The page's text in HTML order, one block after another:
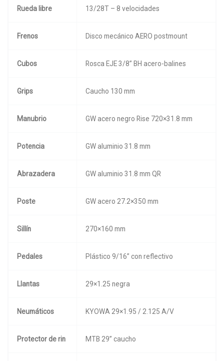
Rueda libre 13/28T – 8 velocidades
Frenos Disco mecánico AERO postmount
Cubos Rosca EJE 3/8” BH acero-balines
Grips Caucho 130 mm
Manubrio GW acero negro Rise 720×31.8 mm
Potencia GW aluminio 31.8 mm
Abrazadera GW aluminio 31.8 mm QR
Poste GW acero 27.2×350 mm
Sillín 270×160 mm
Pedales Plástico 9/16” con reflectivo
Llantas 29×1.25 negra
Neumáticos KYOWA 29×1.95 / 2.125 A/V
Protector de rin MTB 29” caucho